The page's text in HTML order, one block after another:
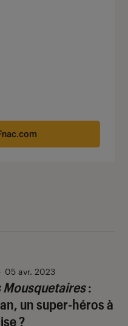
Mousquetaires:
un super-héros à
?
05 avr. 2023